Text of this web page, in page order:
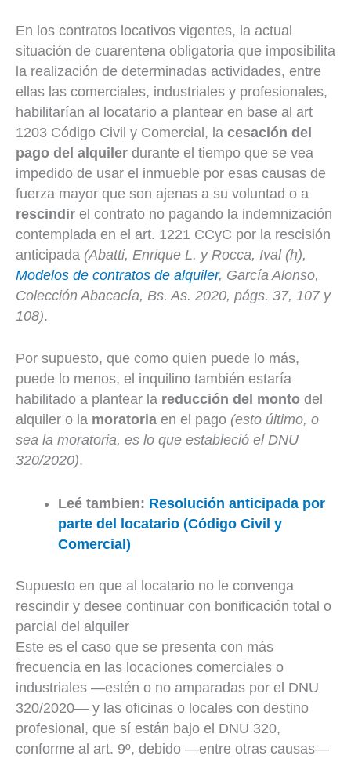
En los contratos locativos vigentes, la actual
situación de cuarentena obligatoria que imposibilita
la realización de determinadas actividades, entre
ellas las comerciales, industriales y profesionales,
habilitarían al locatario a plantear en base al art
1203 Código Civil y Comercial, la cesación del
pago del alquiler durante el tiempo que se vea
impedido de usar el inmueble por esas causas de
fuerza mayor que son ajenas a su voluntad o a
rescindir el contrato no pagando la indemnización
contemplada en el art. 1221 CCyC por la rescisión
anticipada (Abatti, Enrique L. y Rocca, Ival (h),
Modelos de contratos de alquiler, García Alonso,
Colección Abacacía, Bs. As. 2020, págs. 37, 107 y
108).
Por supuesto, que como quien puede lo más,
puede lo menos, el inquilino también estaría
habilitado a plantear la reducción del monto del
alquiler o la moratoria en el pago (esto último, o
sea la moratoria, es lo que estableció el DNU
320/2020).
Leé tambien: Resolución anticipada por
parte del locatario (Código Civil y
Comercial)
Supuesto en que al locatario no le convenga
rescindir y desee continuar con bonificación total o
parcial del alquiler
Este es el caso que se presenta con más
frecuencia en las locaciones comerciales o
industriales —estén o no amparadas por el DNU
320/2020— y las oficinas o locales con destino
profesional, que sí están bajo el DNU 320,
conforme al art. 9º, debido —entre otras causas—